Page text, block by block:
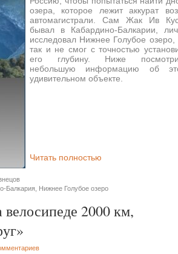
озера, которое лежит аккурат
автомагистрали. Сам Жак Ив
бывал в Кабардино-Балкарии,
исследовал Нижнее Голубое озеро,
так и не смог с точностью
его глубину. Ниже
небольшую информацию об
удивительном объекте.
Читать полностью
Балкария Нижнее Голубое озеро
2000 км,